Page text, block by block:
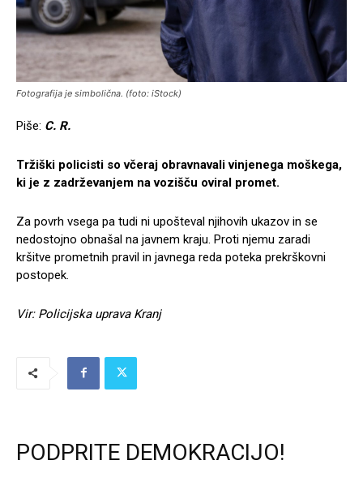
Fotografija je simbolična. (foto: iStock)
Piše: C. R.
Tržiški policisti so včeraj obravnavali vinjenega moškega,
ki je z zadrževanjem na vozišču oviral promet.
Za povrh vsega pa tudi ni upošteval njihovih ukazov in se
nedostojno obnašal na javnem kraju. Proti njemu zaradi
kršitve prometnih pravil in javnega reda poteka prekrškovni
postopek.
Vir: Policijska uprava Kranj
PODPRITE DEMOKRACIJO!